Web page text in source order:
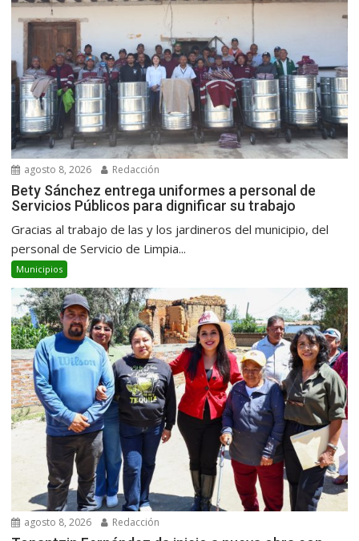
agosto 8, 2026 Redacción
Bety Sánchez entrega uniformes a personal de
Servicios Públicos para dignificar su trabajo
Gracias al trabajo de las y los jardineros del municipio, del
personal de Servicio de Limpia...
Municipios
agosto 8, 2026 Redacción